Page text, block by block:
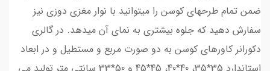
ضمن تمام طرحهای کوسن را میتوانید با نوار مغزی دوزی نیز
سفارش دهید که جلوه بیشتری به نمای آن میدهد. در گالری
دکورانر کاورهای کوسن به دو صورت مربع و مستطیل و در ابعاد